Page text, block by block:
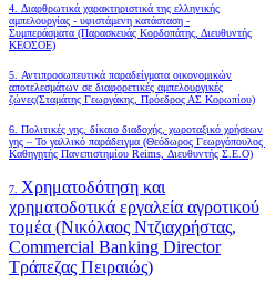
4. Διαρθρωτικά χαρακτηριστικά της ελληνικής
αμπελουργίας - υφιστάμενη κατάσταση -
Συμπεράσματα (Παρασκευάς Κορδοπάτης, Διευθυντής
ΚΕΟΣΟΕ)
5. Αντιπροσωπευτικά παραδείγματα οικονομικών
αποτελεσμάτων σε διαφορετικές αμπελουργικές
ζώνες(Σταμάτης Γεωργάκης, Πρόεδρος ΑΣ Κορωπίου)
6. Πολιτικές γης, δίκαιο διαδοχής, χωροταξικό χρήσεων
γης – Το γαλλικό παράδειγμα (Θεόδωρος Γεωργόπουλος ,
Καθηγητής Πανεπιστημίου Reims, Διευθυντής Σ.Ε.Ο)
7. Χρηματοδότηση και
χρηματοδοτικά εργαλεία αγροτικού
τομέα (Νικόλαος Ντζιαχρήστας,
Commercial Banking Director
Τράπεζας Πειραιώς)